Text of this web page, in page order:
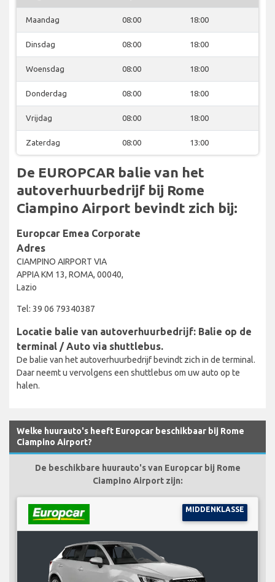
Maandag 08:00 18:00
Dinsdag 08:00 18:00
Woensdag 08:00 18:00
Donderdag 08:00 18:00
Vrijdag 08:00 18:00
Zaterdag 08:00 13:00
De EUROPCAR balie van het
autoverhuurbedrijf bij Rome
Ciampino Airport bevindt zich bij:
Europcar Emea Corporate
Adres
CIAMPINO AIRPORT VIA
APPIA KM 13, ROMA, 00040,
Lazio
Tel: 39 06 79340387
Locatie balie van autoverhuurbedrijf: Balie op de
terminal / Auto via shuttlebus.
De balie van het autoverhuurbedrijf bevindt zich in de terminal.
Daar neemt u vervolgens een shuttlebus om uw auto op te
halen.
Welke huurauto's heeft Europcar beschikbaar bij Rome
Ciampino Airport?
De beschikbare huurauto's van Europcar bij Rome
Ciampino Airport zijn:
MIDDENKLASSE